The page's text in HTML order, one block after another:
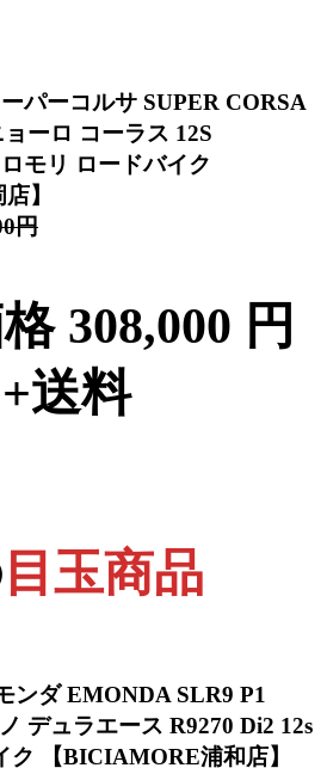
パーコルサ SUPER CORSA
ーロ コーラス 12S
モリ ロードバイク
】
円
308,000 円
+送料
目玉商品
ンダ EMONDA SLR9 P1
デュラエース R9270 Di2 12s
ク 【BICIAMORE浦和店】